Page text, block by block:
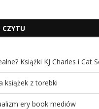
CZYTU
Książki KJ Charles i Cat
książek z torebki
ery book mediów